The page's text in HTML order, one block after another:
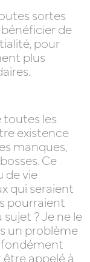
sortes
de
pour
plus
toutes les
existence
manques,
Ce
de vie
qui seraient
pourraient
? Je ne le
un problème
appelé à